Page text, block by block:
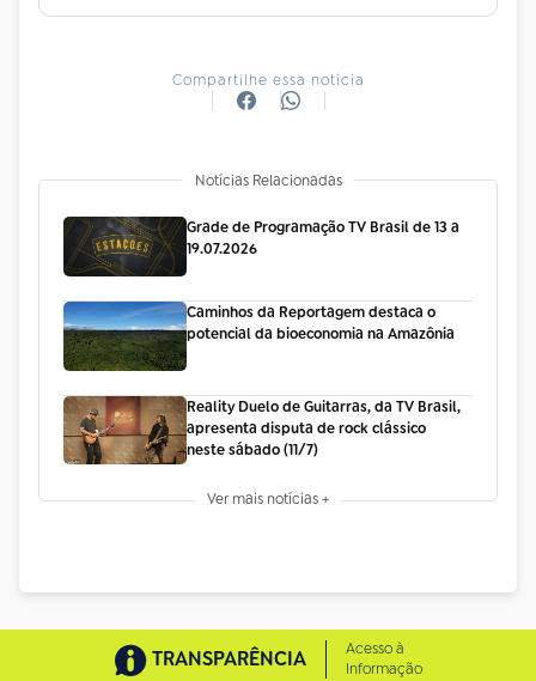
Compartilhe essa notícia
Notícias Relacionadas
Grade de Programação TV Brasil de 13 a
19.07.2026
Caminhos da Reportagem destaca o
potencial da bioeconomia na Amazônia
Reality Duelo de Guitarras, da TV Brasil,
apresenta disputa de rock clássico
neste sábado (11/7)
Ver mais notícias +
TRANSPARÊNCIA
Acesso à
Informação